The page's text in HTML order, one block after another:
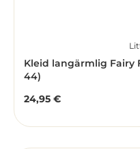
Kleid langärmlig Fairy
44)
Regulärer Preis:
24,95 €